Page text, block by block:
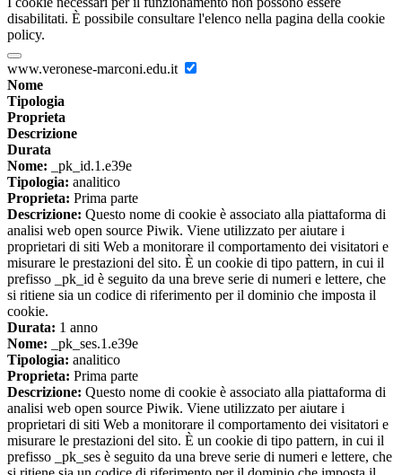
disabilitati. È possibile consultare l'elenco nella pagina della cookie
policy.
www.veronese-marconi.edu.it
Nome
Tipologia
Proprieta
Descrizione
Durata
Nome: _pk_id.1.e39e
Tipologia: analitico
Proprieta: Prima parte
Descrizione: Questo nome di cookie è associato alla piattaforma di
analisi web open source Piwik. Viene utilizzato per aiutare i
proprietari di siti Web a monitorare il comportamento dei visitatori e
misurare le prestazioni del sito. È un cookie di tipo pattern, in cui il
prefisso _pk_id è seguito da una breve serie di numeri e lettere, che
si ritiene sia un codice di riferimento per il dominio che imposta il
cookie.
Durata: 1 anno
Nome: _pk_ses.1.e39e
Tipologia: analitico
Proprieta: Prima parte
Descrizione: Questo nome di cookie è associato alla piattaforma di
analisi web open source Piwik. Viene utilizzato per aiutare i
proprietari di siti Web a monitorare il comportamento dei visitatori e
misurare le prestazioni del sito. È un cookie di tipo pattern, in cui il
prefisso _pk_ses è seguito da una breve serie di numeri e lettere, che